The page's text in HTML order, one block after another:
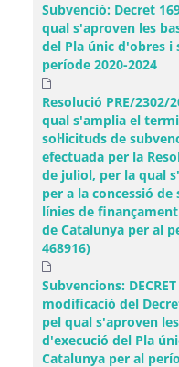
Subvenció: Decret
qual s'aproven les
del Pla únic d'obres i
període 2020-2024
Resolució PRE/2302/
qual s'amplia el
sol·licituds de
efectuada per la
de juliol, per la qual
per a la concessió
línies de
de Catalunya per al
468916)
Subvencions:
modificació del
pel qual s'aproven
d'execució del Pla
Catalunya per al